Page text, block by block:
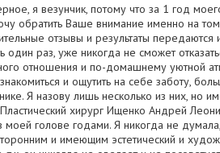
я везунчик, потому что за 1 год
обратить Ваше внимание именно на том
отзывы и результаты передаются
раз, уже никогда не сможет
отношения и по-домашнему уютной
и ощутить на себе заботу,
Я назову лишь несколько из них, но
хирург Ищенко Андрей
голове годами. Я никогда не думала,
и имеющим эстетический и